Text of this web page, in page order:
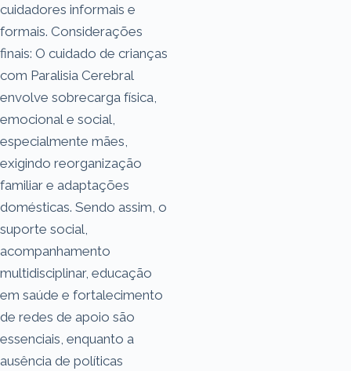
cuidadores informais e
formais. Considerações
finais: O cuidado de crianças
com Paralisia Cerebral
envolve sobrecarga física,
emocional e social,
especialmente mães,
exigindo reorganização
familiar e adaptações
domésticas. Sendo assim, o
suporte social,
acompanhamento
multidisciplinar, educação
em saúde e fortalecimento
de redes de apoio são
essenciais, enquanto a
ausência de políticas